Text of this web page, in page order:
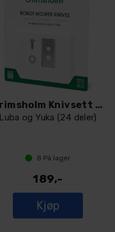
Grimsholm Knivsett for Mammotion
Luba og Yuka (24 deler)
8 På lager
189,-
Kjøp